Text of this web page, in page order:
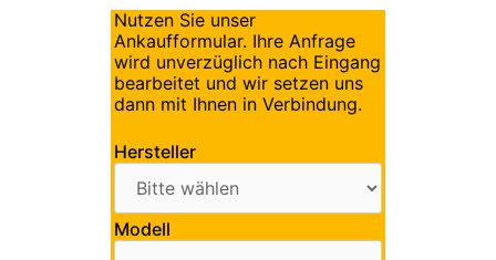
Nutzen Sie unser
Ankaufformular. Ihre Anfrage
wird unverzüglich nach Eingang
bearbeitet und wir setzen uns
dann mit Ihnen in Verbindung.
Hersteller
Modell